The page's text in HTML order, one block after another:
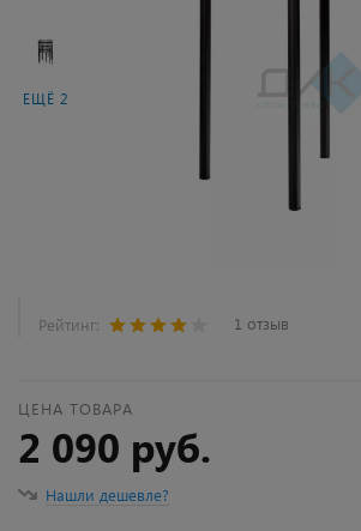
ЕЩЁ 2
Рейтинг: 1 отзыв
ЦЕНА ТОВАРА
2 090 руб.
Нашли дешевле?